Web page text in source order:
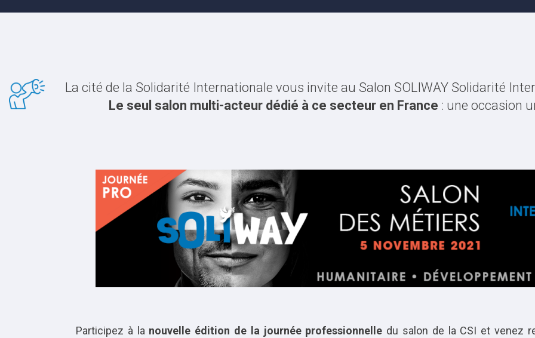
La cité de la Solidarité Internationale vous invite au Salon SOLIWAY Solidarité
Le seul salon multi-acteur dédié à ce secteur en France : une occasion
Participez à la nouvelle édition de la journée professionnelle du salon de la CSI et venez